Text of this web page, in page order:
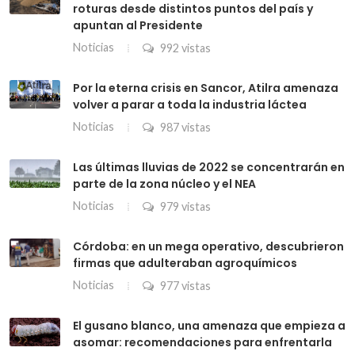
roturas desde distintos puntos del país y
apuntan al Presidente
Noticias 992 vistas
Por la eterna crisis en Sancor, Atilra amenaza
volver a parar a toda la industria láctea
Noticias 987 vistas
Las últimas lluvias de 2022 se concentrarán en
parte de la zona núcleo y el NEA
Noticias 979 vistas
Córdoba: en un mega operativo, descubrieron
firmas que adulteraban agroquímicos
Noticias 977 vistas
El gusano blanco, una amenaza que empieza a
asomar: recomendaciones para enfrentarla